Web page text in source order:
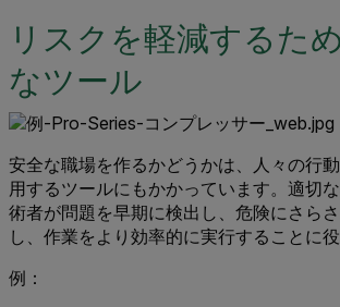
リスクを軽減するた
なツール
安全な職場を作るかどうかは、人々の行
用するツールにもかかっています。適切
術者が問題を早期に検出し、危険にさら
し、作業をより効率的に実行することに役
例：